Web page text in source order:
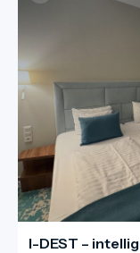
I-DEST –